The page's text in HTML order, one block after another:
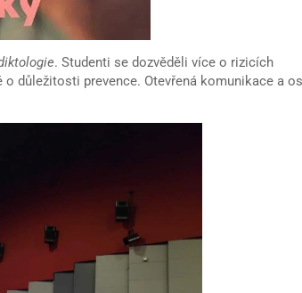
. Studenti se dozvěděli více o rizicích
důležitosti prevence. Otevřená komunikace a